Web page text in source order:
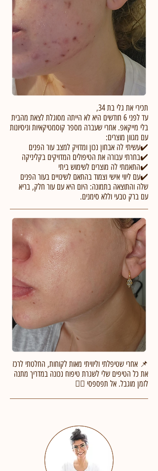
תכירי את גלי בת 34,
עד לפני 6 חודשים היא לא הייתה מסוגלת לצאת מהבית
בלי מייקאפ. אחרי שעברה מספר קוסמטיקאיות וניסיונות
עם מגוון מוצרים:
✔️עשיתי לה אבחון נכון ומדויק למצב עור הפנים
✔️בחרתי עבורה את הטיפולים המדויקים בקליניקה
✔️התאמתי לה מוצרים לשימוש ביתי
✔️עם ליווי אישי וצמוד בהתאם לשינויים בעור הפנים
שלה והתוצאה בתמונה: היום היא עם עור חלק, בריא
עם ברק טבעי וללא סימנים.
📌 אחרי שטיפלתי וליוויתי מאות לקוחות, החלטתי לרכז
את כל הטיפים שלי לשגרת טיפוח נכונה במדריך מתנה
לזמן מוגבל. אל תפספסי 👈🏼